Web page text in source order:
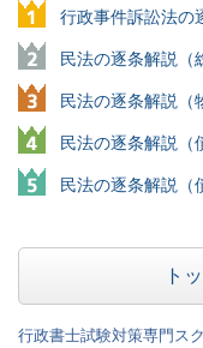
行政事件訴訟法の
民法の逐条解説（
民法の逐条解説（
民法の逐条解説（
民法の逐条解説（
ト
行政書士試験対策専門ス